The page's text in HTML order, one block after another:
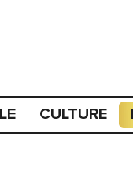
CULTURE